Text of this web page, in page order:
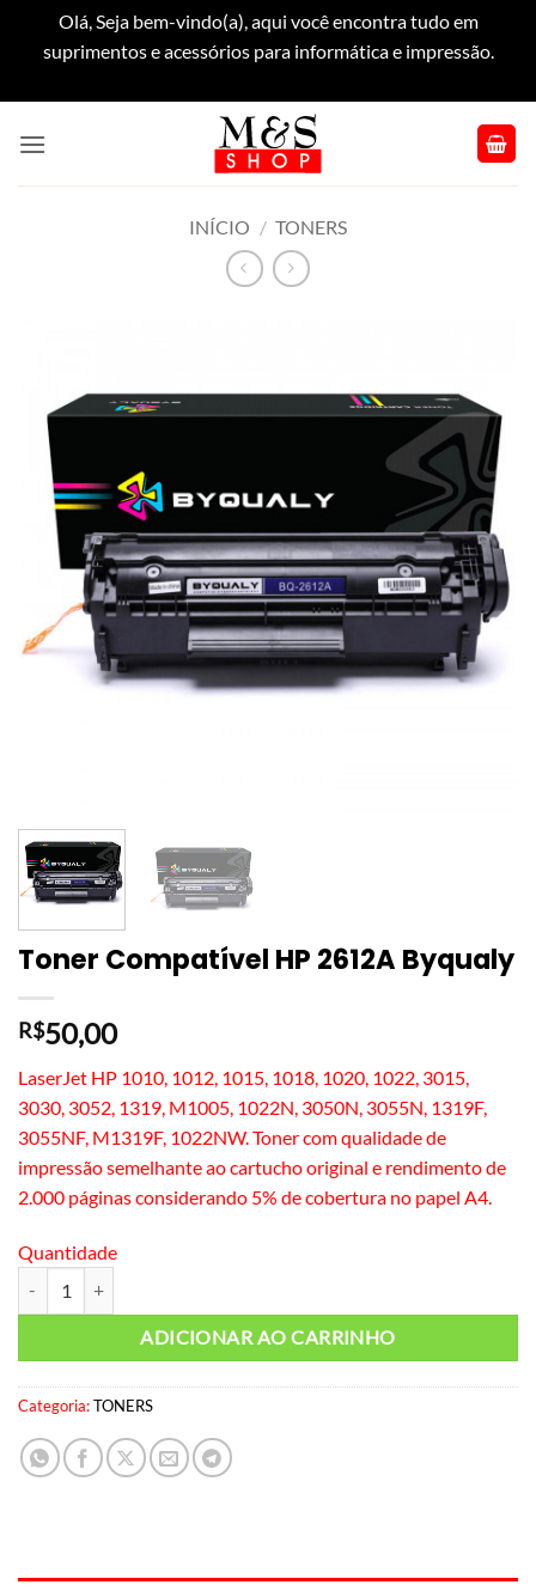
Olá, Seja bem-vindo(a), aqui você encontra tudo em
suprimentos e acessórios para informática e impressão.
INÍCIO / TONERS
Toner Compatível HP 2612A Byqualy
R$50,00
LaserJet HP 1010, 1012, 1015, 1018, 1020, 1022, 3015,
3030, 3052, 1319, M1005, 1022N, 3050N, 3055N, 1319F,
3055NF, M1319F, 1022NW. Toner com qualidade de
impressão semelhante ao cartucho original e rendimento de
2.000 páginas considerando 5% de cobertura no papel A4.
Quantidade
ADICIONAR AO CARRINHO
Categoria:TONERS